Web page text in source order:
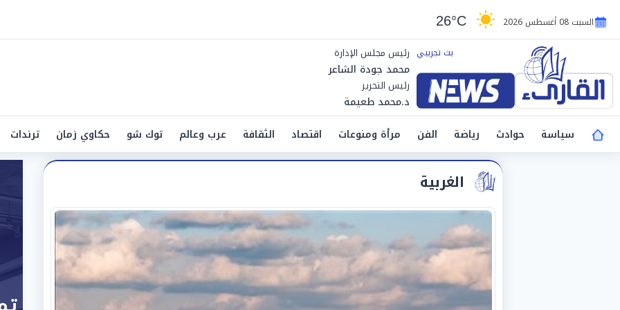
السبت 08 أغسطس 2026 26°C
رئيس مجلس الإدارة
محمد جودة الشاعر
رئيس التحرير
د.محمد طعيمة
سياسة
حوادث رياضة الفن مرأة ومنوعات اقتصاد الثقافة عرب وعالم توك شو حكاوي زمان ترندات
الغربية